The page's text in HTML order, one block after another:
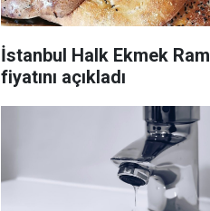
İstanbul Halk Ekmek
fiyatını açıkladı